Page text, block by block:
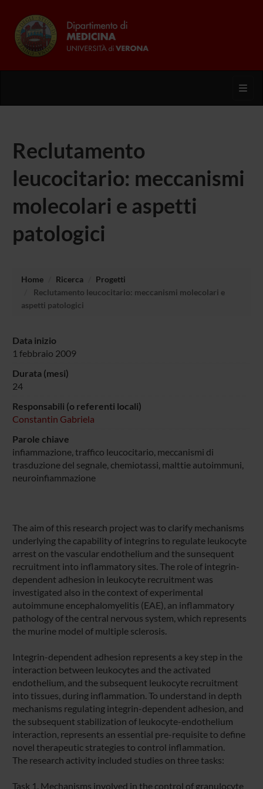
Reclutamento
leucocitario: meccanismi
molecolari e aspetti
patologici
Home Ricerca
Progetti
Reclutamento leucocitario: meccanismi molecolari e
aspetti patologici
Data inizio
1 febbraio 2009
Durata (mesi)
24
Responsabili (o referenti locali)
Constantin Gabriela
Parole chiave
infiammazione, traffico leucocitario, meccanismi di
trasduzione del segnale, chemiotassi, malttie autoimmuni,
neuroinfiammazione
The aim of this research project was to clarify mechanisms
underlying the capability of integrins to regulate leukocyte
arrest on the vascular endothelium and the sunsequent
recruitment into inflammatory sites. The role of integrin-
dependent adhesion in leukocyte recruitment was
investigated also in the context of experimental
autoimmune encephalomyelitis (EAE), an inflammatory
pathology of the central nervous system, which represents
the murine model of multiple sclerosis.
Integrin-dependent adhesion represents a key step in the
interaction between leukocytes and the activated
endothelium, and the subsequent leukocyte recruitment
into tissues, during inflammation. To understand in depth
mechanisms regulating integrin-dependent adhesion, and
the subsequent stabilization of leukocyte-endothelium
interaction, represents an essential pre-requisite to define
novel therapeutic strategies to control inflammation.
The research activity included studies on three tasks:
Task 1. Mechanisms involved in the control of granulocyte